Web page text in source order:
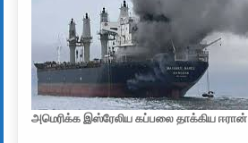
அமெரிக்க இஸ்ரேலிய கப்பலை தாக்கிய ஈரான்